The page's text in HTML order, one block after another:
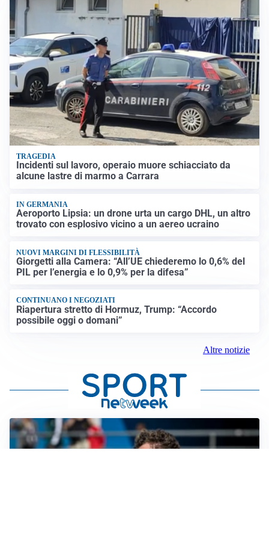
TRAGEDIA
Incidenti sul lavoro, operaio muore schiacciato da
alcune lastre di marmo a Carrara
IN GERMANIA
Aeroporto Lipsia: un drone urta un cargo DHL, un altro
trovato con esplosivo vicino a un aereo ucraino
NUOVI MARGINI DI FLESSIBILITÀ
Giorgetti alla Camera: “All’UE chiederemo lo 0,6% del
PIL per l’energia e lo 0,9% per la difesa”
CONTINUANO I NEGOZIATI
Riapertura stretto di Hormuz, Trump: “Accordo
possibile oggi o domani”
Altre notizie